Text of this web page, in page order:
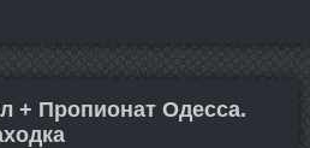
+ Пропионат Одесса.